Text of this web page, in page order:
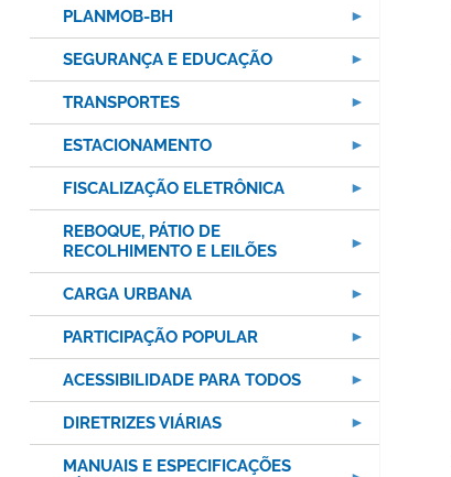
PLANMOB-BH
SEGURANÇA E EDUCAÇÃO
TRANSPORTES
ESTACIONAMENTO
FISCALIZAÇÃO ELETRÔNICA
REBOQUE, PÁTIO DE
RECOLHIMENTO E LEILÕES
CARGA URBANA
PARTICIPAÇÃO POPULAR
ACESSIBILIDADE PARA TODOS
DIRETRIZES VIÁRIAS
MANUAIS E ESPECIFICAÇÕES